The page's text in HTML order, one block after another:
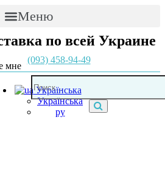
Меню
по всей Украине
мне
(093) 458-94-49
Українська
Українська
ру